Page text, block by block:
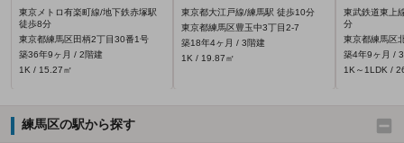
東京メトロ有楽町線/地下鉄赤塚駅
徒歩8分
東京都練馬区田柄2丁目30番1号
築36年9ヶ月 / 2階建
1K / 15.27㎡
東京都大江戸線/練馬駅 徒歩10分
東京都練馬区豊玉中3丁目2-7
築18年4ヶ月 / 3階建
1K / 19.87㎡
東武鉄道東上
分
東京都練馬区
築4年9ヶ月 /
1K～1LDK /
練馬区の駅から探す